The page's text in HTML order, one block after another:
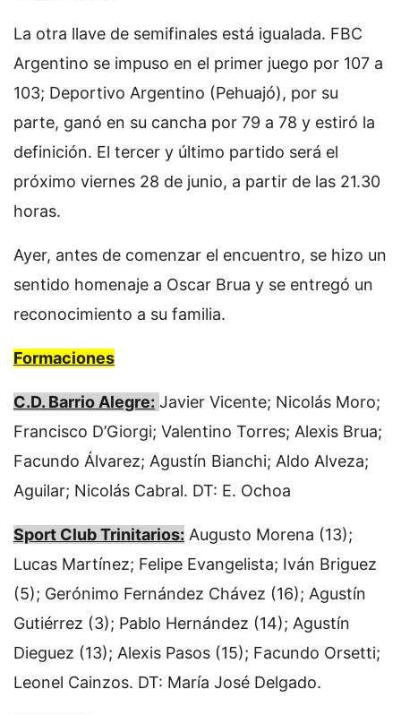
La otra llave de semifinales está igualada. FBC
Argentino se impuso en el primer juego por 107 a
103; Deportivo Argentino (Pehuajó), por su
parte, ganó en su cancha por 79 a 78 y estiró la
definición. El tercer y último partido será el
próximo viernes 28 de junio, a partir de las 21.30
horas.
Ayer, antes de comenzar el encuentro, se hizo un
sentido homenaje a Oscar Brua y se entregó un
reconocimiento a su familia.
Formaciones
C.D. Barrio Alegre: Javier Vicente; Nicolás Moro;
Francisco D’Giorgi; Valentino Torres; Alexis Brua;
Facundo Álvarez; Agustín Bianchi; Aldo Alveza;
Aguilar; Nicolás Cabral. DT: E. Ochoa
Sport Club Trinitarios: Augusto Morena (13);
Lucas Martínez; Felipe Evangelista; Iván Briguez
(5); Gerónimo Fernández Chávez (16); Agustín
Gutiérrez (3); Pablo Hernández (14); Agustín
Dieguez (13); Alexis Pasos (15); Facundo Orsetti;
Leonel Cainzos. DT: María José Delgado.